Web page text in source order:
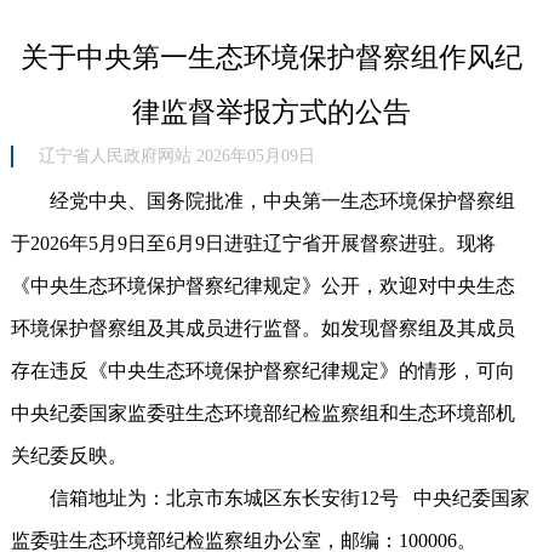
关于中央第一生态环境保护督察组作风纪
律监督举报方式的公告
辽宁省人民政府网站 2026年05月09日
经党中央、国务院批准，中央第一生态环境保护督察组
于2026年5月9日至6月9日进驻辽宁省开展督察进驻。现将
《中央生态环境保护督察纪律规定》公开，欢迎对中央生态
环境保护督察组及其成员进行监督。如发现督察组及其成员
存在违反《中央生态环境保护督察纪律规定》的情形，可向
中央纪委国家监委驻生态环境部纪检监察组和生态环境部机
关纪委反映。
信箱地址为：北京市东城区东长安街12号 中央纪委国家
监委驻生态环境部纪检监察组办公室，邮编：100006。